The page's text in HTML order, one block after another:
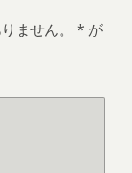
ません。 * が